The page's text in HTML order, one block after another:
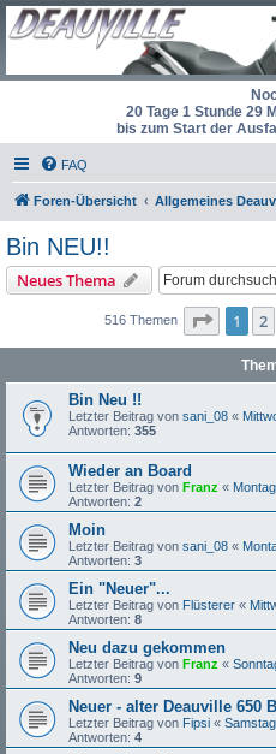
20 Tage 1 Stunde 29
bis zum Start der
FAQ
Foren-Übersicht Allgemeines
Bin NEU!!
Neues Thema
516 Themen Seite 1
1 2
Bin Neu !!
Letzter Beitrag von sani_08 «
Antworten: 355
Wieder an Board
Letzter Beitrag von Franz «
Antworten: 2
Moin
Letzter Beitrag von sani_08 «
Antworten: 3
Ein "Neuer"...
Letzter Beitrag von Flüsterer «
Antworten: 8
Neu dazu gekommen
Letzter Beitrag von Franz «
Antworten: 9
Neuer - alter Deauville 650
Letzter Beitrag von Fipsi «
Antworten: 4